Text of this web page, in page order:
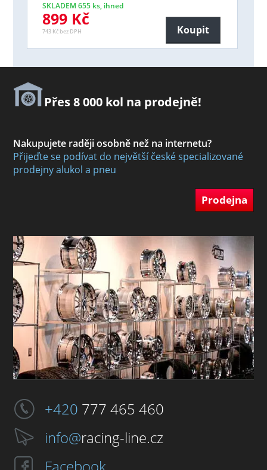
SKLADEM 655 ks, ihned
899 Kč
743 Kč bez DPH Koupit
Přes 8 000 kol na prodejně!
Nakupujete raději osobně než na internetu?
Přijeďte se podívat do největší české specializované
prodejny alukol a pneu
Prodejna
+420 777 465 460
info@racing-line.cz
Facebook